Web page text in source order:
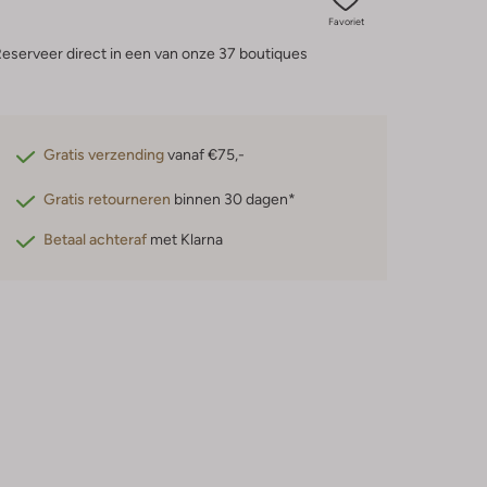
Favoriet
direct in een van onze 37 boutiques
Gratis verzendingvanaf €75,-
Gratis retourneren binnen 30 dagen*
Betaal achteraf met Klarna